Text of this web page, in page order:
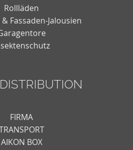
Rollläden
Fassaden-Jalousien
FIRMA
AIKON BOX